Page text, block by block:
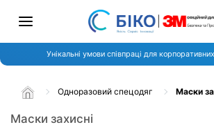
Унікальні умови співпраці для
Одноразовий спецодяг Маски
Маски захисні